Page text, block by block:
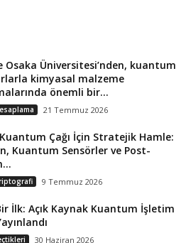
Osaka Üniversitesi’nden, kuantum
kimyasal malzeme
önemli bir...
21 Temmuz 2026
Kuantum Çağı İçin Stratejik Hamle:
Kuantum Sensörler ve Post-
9 Temmuz 2026
İlk: Açık Kaynak Kuantum İşletim
30 Haziran 2026